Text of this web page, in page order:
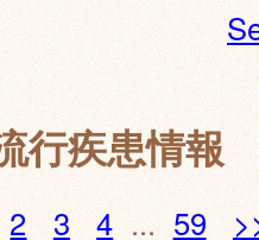
行疾患情報
2 3 4 ... 59